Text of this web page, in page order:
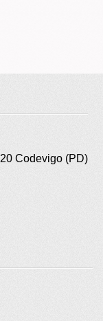
Codevigo (PD)